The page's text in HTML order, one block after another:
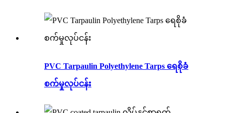
PVC Tarpaulin Polyethylene Tarps ရေစိုခံ
စက်မှုလုပ်ငန်း